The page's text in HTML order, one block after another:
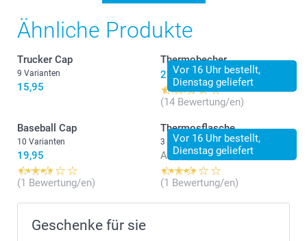
Ähnliche Produkte
Trucker Cap
9 Varianten
15,95
Vor 16 Uhr bestellt,
Dienstag geliefert
Thermobecher
23,95
(14 Bewertung/en)
Baseball Cap
10 Varianten
19,95
(1 Bewertung/en)
Vor 16 Uhr bestellt,
Dienstag geliefert
Thermosflasche
3 Varianten
Ab 23,95
(1 Bewertung/en)
Geschenke für sie